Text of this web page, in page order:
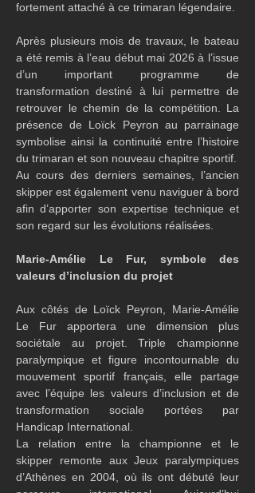
fortement attaché à ce trimaran légendaire.
Après plusieurs mois de travaux, le bateau
a été remis à l’eau début mai 2026 à l’issue
d’un important programme de
transformation destiné à lui permettre de
retrouver le chemin de la compétition. La
présence de Loïck Peyron au parrainage
symbolise ainsi la continuité entre l’histoire
du trimaran et son nouveau chapitre sportif.
Au cours des derniers semaines, l’ancien
skipper est également venu naviguer à bord
afin d’apporter son expertise technique et
son regard sur les évolutions réalisées.
Marie-Amélie Le Fur, symbole des
valeurs d’inclusion du projet
Aux côtés de Loïck Peyron, Marie-Amélie
Le Fur apportera une dimension plus
sociétale au projet. Triple championne
paralympique et figure incontournable du
mouvement sportif français, elle partage
avec l’équipe les valeurs d’inclusion et de
transformation sociale portées par
Handicap International.
La relation entre la championne et le
skipper remonte aux Jeux paralympiques
d’Athènes en 2004, où ils ont débuté leur